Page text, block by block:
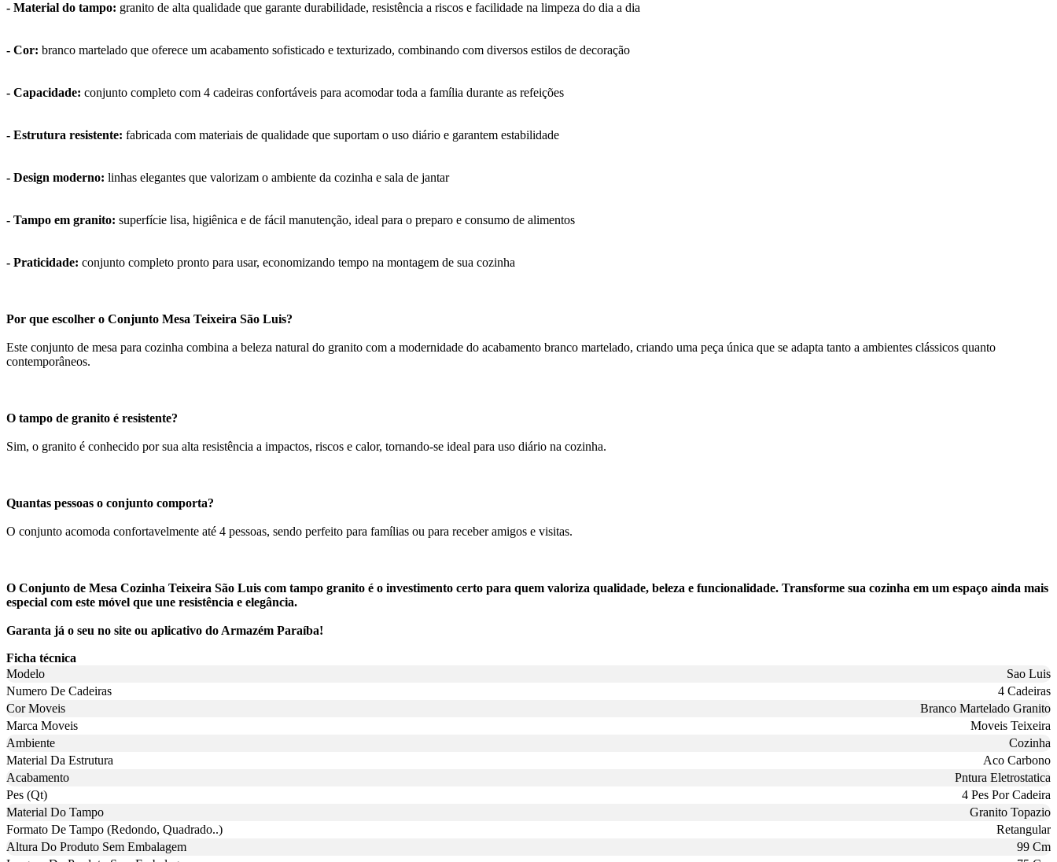
- Material do tampo: granito de alta qualidade que garante durabilidade, resistência a riscos e facilidade na limpeza do dia a dia
- Cor: branco martelado que oferece um acabamento sofisticado e texturizado, combinando com diversos estilos de decoração
- Capacidade: conjunto completo com 4 cadeiras confortáveis para acomodar toda a família durante as refeições
- Estrutura resistente: fabricada com materiais de qualidade que suportam o uso diário e garantem estabilidade
- Design moderno: linhas elegantes que valorizam o ambiente da cozinha e sala de jantar
- Tampo em granito: superfície lisa, higiênica e de fácil manutenção, ideal para o preparo e consumo de alimentos
- Praticidade: conjunto completo pronto para usar, economizando tempo na montagem de sua cozinha
Por que escolher o Conjunto Mesa Teixeira São Luis?
Este conjunto de mesa para cozinha combina a beleza natural do granito com a modernidade do acabamento branco martelado, criando uma peça única que se adapta tanto a ambientes clássicos quanto
contemporâneos.
O tampo de granito é resistente?
Sim, o granito é conhecido por sua alta resistência a impactos, riscos e calor, tornando-se ideal para uso diário na cozinha.
Quantas pessoas o conjunto comporta?
O conjunto acomoda confortavelmente até 4 pessoas, sendo perfeito para famílias ou para receber amigos e visitas.
O Conjunto de Mesa Cozinha Teixeira São Luis com tampo granito é o investimento certo para quem valoriza qualidade, beleza e funcionalidade. Transforme sua cozinha em um espaço ainda mais
especial com este móvel que une resistência e elegância.
Garanta já o seu no site ou aplicativo do Armazém Paraíba!
Ficha técnica
Modelo
Sao Luis
Numero De Cadeiras
4 Cadeiras
Cor Moveis
Branco Martelado Granito
Marca Moveis
Moveis Teixeira
Ambiente
Cozinha
Material Da Estrutura
Aco Carbono
Acabamento
Pntura Eletrostatica
Pes (Qt)
4 Pes Por Cadeira
Material Do Tampo
Granito Topazio
Formato De Tampo (Redondo, Quadrado..)
Retangular
Altura Do Produto Sem Embalagem
99 Cm